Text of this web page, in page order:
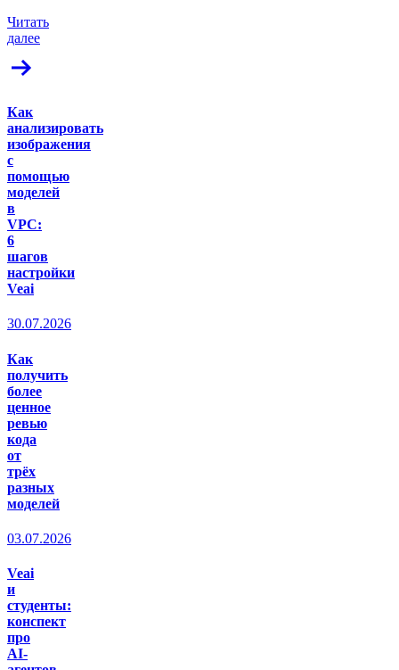
Читать
далее
Как
анализировать
изображения
с
помощью
моделей
в
VPC:
6
шагов
настройки
Veai
30.07.2026
Как
получить
более
ценное
ревью
кода
от
трёх
разных
моделей
03.07.2026
Veai
и
студенты:
конспект
про
AI-